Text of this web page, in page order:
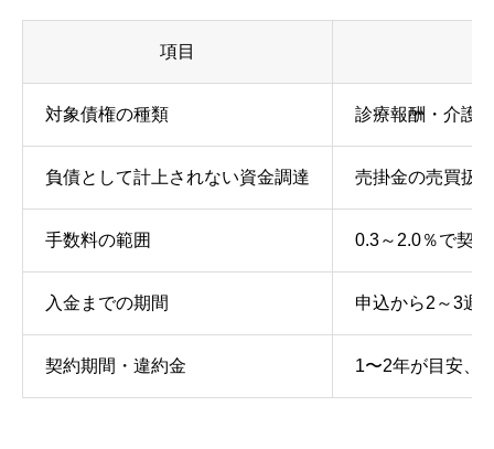
項目
対象債権の種類 診療報酬・介護
負債として計上されない資金調達 売掛金の売買扱
手数料の範囲 0.3～2.0％で契
入金までの期間 申込から2～3週
契約期間・違約金 1〜2年が目安、